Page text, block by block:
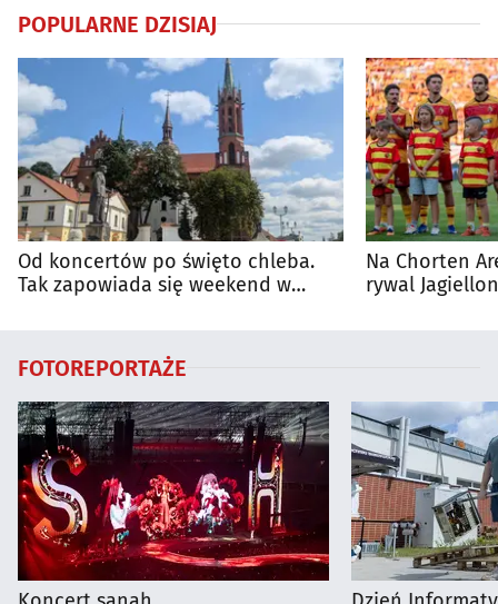
POPULARNE DZISIAJ
Od koncertów po święto chleba.
Tak zapowiada się weekend w
Na Chorten
rywal
FOTOREPORTAŻE